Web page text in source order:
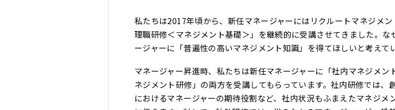
私たちは2017年頃から、新任マネージャーにはリクルートマネジメ
理職研修＜マネジメント基礎＞」を継続的に受講させてきました。な
ージャーに「普遍性の高いマネジメント知識」を得てほしいと考えて
マネージャー昇進時、私たちは新任マネージャーに「社内マネジメン
ネジメント研修」の両方を受講してもらっています。社内研修では、
におけるマネージャーの期待役割など、社内状況もふまえたマネジメ